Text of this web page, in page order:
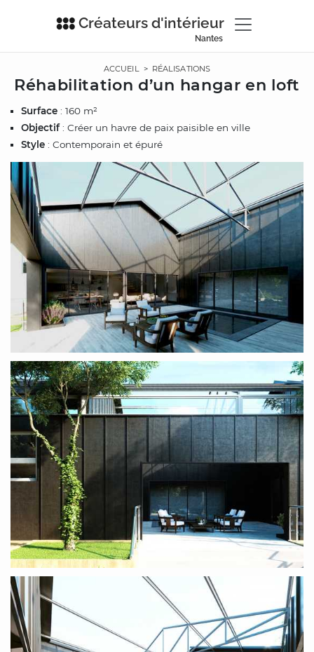
Créateurs d'intérieur
Nantes
ACCUEIL> RÉALISATIONS
Réhabilitation d’un hangar en loft
Surface : 160 m²
Objectif: Créer un havre de paix paisible en ville
Style : Contemporain et épuré